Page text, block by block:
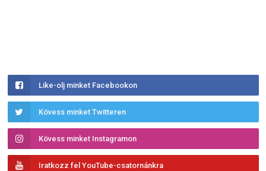
Like-olj minket Facebookon
Kövess minket Twitteren
Kövess minket Instagramon
Iratkozz fel YouTube-csatornánkra